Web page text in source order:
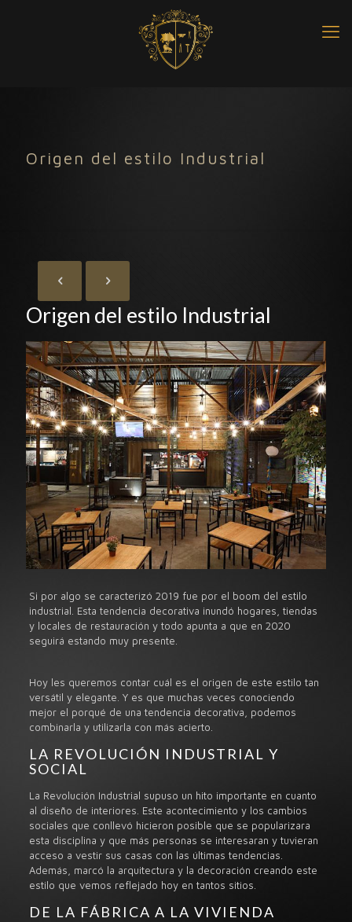
Origen del estilo Industrial
Origen del estilo Industrial
Si por algo se caracterizó 2019 fue por el boom del estilo
industrial. Esta tendencia decorativa inundó hogares, tiendas
y locales de restauración y todo apunta a que en 2020
seguirá estando muy presente.
Hoy les queremos contar cuál es el origen de este estilo tan
versátil y elegante. Y es que muchas veces conociendo
mejor el porqué de una tendencia decorativa, podemos
combinarla y utilizarla con más acierto.
LA REVOLUCIÓN INDUSTRIAL Y
SOCIAL
La Revolución Industrial supuso un hito importante en cuanto
al diseño de interiores. Este acontecimiento y los cambios
sociales que conllevó hicieron posible que se popularizara
esta disciplina y que más personas se interesaran y tuvieran
acceso a vestir sus casas con las últimas tendencias.
Además, marcó la arquitectura y la decoración creando este
estilo que vemos reflejado hoy en tantos sitios.
DE LA FÁBRICA A LA VIVIENDA